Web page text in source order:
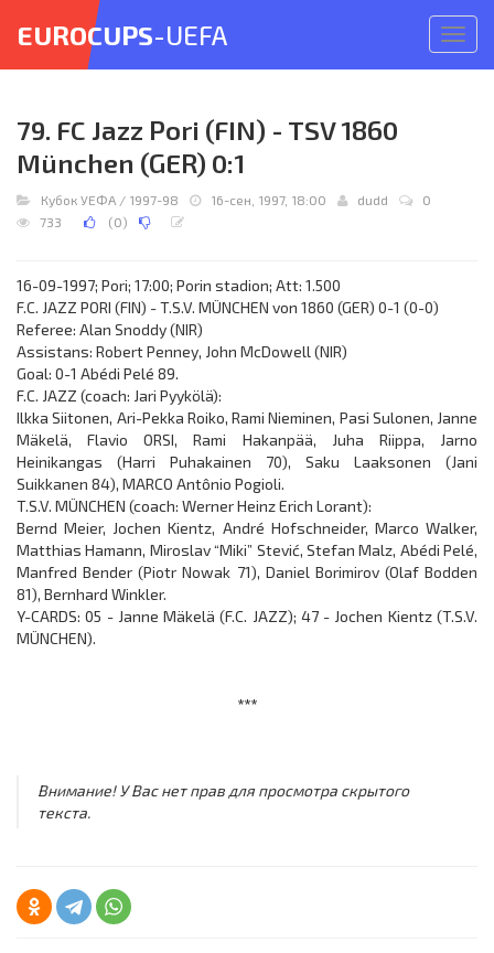
меню
EUROCUPS-UEFA
79. FC Jazz Pori (FIN) - TSV 1860
München (GER) 0:1
Кубок УЕФА / 1997-98 16-сен, 1997, 18:00 dudd
0
733
(0)
16-09-1997; Pori; 17:00; Porin stadion; Att: 1.500
F.C. JAZZ PORI (FIN) - T.S.V. MÜNCHEN von 1860 (GER) 0-1 (0-0)
Referee: Alan Snoddy (NIR)
Assistans: Robert Penney, John McDowell (NIR)
Goal: 0-1 Abédi Pelé 89.
F.C. JAZZ (coach: Jari Pyykölä):
Ilkka Siitonen, Ari-Pekka Roiko, Rami Nieminen, Pasi Sulonen, Janne
Mäkelä, Flavio ORSI, Rami Hakanpää, Juha Riippa, Jarno
Heinikangas (Harri Puhakainen 70), Saku Laaksonen (Jani
Suikkanen 84), MARCO Antônio Pogioli.
T.S.V. MÜNCHEN (coach: Werner Heinz Erich Lorant):
Bernd Meier, Jochen Kientz, André Hofschneider, Marco Walker,
Matthias Hamann, Miroslav “Miki” Stević, Stefan Malz, Abédi Pelé,
Manfred Bender (Piotr Nowak 71), Daniel Borimirov (Olaf Bodden
81), Bernhard Winkler.
Y-CARDS: 05 - Janne Mäkelä (F.C. JAZZ); 47 - Jochen Kientz (T.S.V.
MÜNCHEN).
***
Внимание! У Вас нет прав для просмотра скрытого
текста.